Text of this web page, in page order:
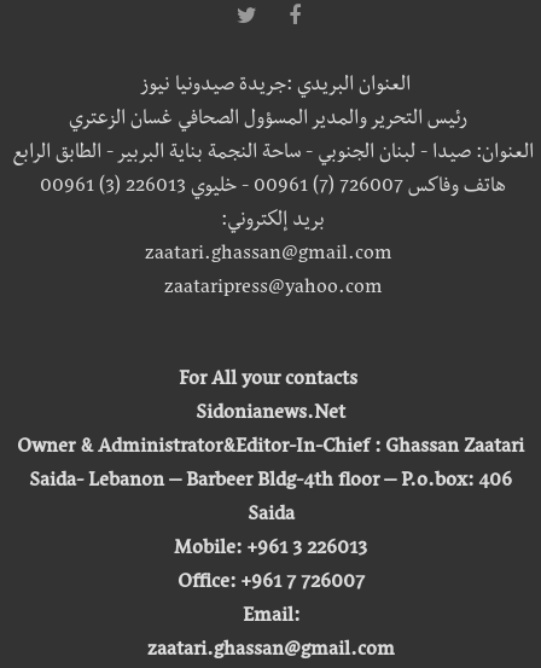
العنوان البريدي :جريدة صيدونيا نيوز
رئيس التحرير والمدير المسؤول الصحافي غسان الزعتري
العنوان: صيدا - لبنان الجنوبي - ساحة النجمة بناية البربير - الطابق الرابع
هاتف وفاكس 726007 (7) 00961 - خليوي 226013 (3) 00961
بريد إلكتروني:
zaatari.ghassan@gmail.com
zaataripress@yahoo.com
For All your contacts
Sidonianews.Net
Owner & Administrator&Editor-In-Chief : Ghassan Zaatari
Saida- Lebanon – Barbeer Bldg-4th floor – P.o.box: 406
Saida
Mobile: +961 3 226013
Office: +961 7 726007
Email:
zaatari.ghassan@gmail.com